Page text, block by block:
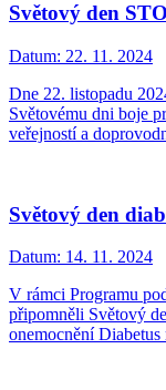
Světový den
Datum: 22. 11. 2024
Dne 22. listopadu
Světovému dni boje
veřejností a
Světový den
Datum: 14. 11. 2024
V rámci Programu
připomněli Světový
onemocnění